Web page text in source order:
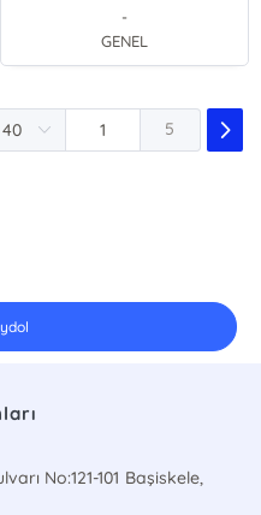
-
GENEL
5
No:121-101 Başiskele,